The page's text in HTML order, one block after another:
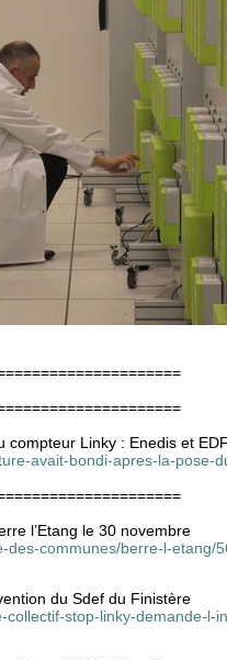
compteur Linky : Enedis et
avait-bondi-apres-la-pose-
l’Etang le 30 novembre
des-communes/berre-l-
du Sdef du Finistère
collectif-stop-linky-demande-